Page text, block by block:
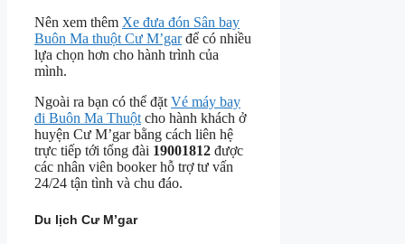
Nên xem thêm Xe đưa đón Sân bay
Buôn Ma thuột Cư M’garđể có nhiều
lựa chọn hơn cho hành trình của
mình.
Ngoài ra bạn có thể đặt Vé máy bay
đi Buôn Ma Thuột cho hành khách ở
huyện Cư M’gar bằng cách liên hệ
trực tiếp tới tổng đài 19001812 được
các nhân viên booker hỗ trợ tư vấn
24/24 tận tình và chu đáo.
Du lịch Cư M’gar